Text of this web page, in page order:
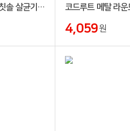
코드루트 헤드용 휴대용 칫솔 살균기(충전식)
4,059원